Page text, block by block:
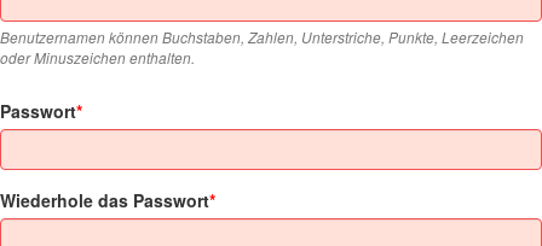
Benutzernamen können Buchstaben, Zahlen, Unterstriche, Punkte, Leerzeichen
oder Minuszeichen enthalten.
Passwort
Wiederhole das Passwort